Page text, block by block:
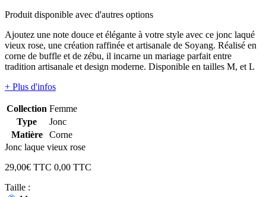
Produit disponible avec d'autres options
Ajoutez une note douce et élégante à votre style avec ce jonc laqué
vieux rose, une création raffinée et artisanale de Soyang. Réalisé en
corne de buffle et de zébu, il incarne un mariage parfait entre
tradition artisanale et design moderne. Disponible en tailles M, et L
+ Plus d'infos
Collection Femme
Type
Jonc
Matière
Corne
Jonc laque vieux rose
29,00€ TTC 0,00 TTC
Taille :